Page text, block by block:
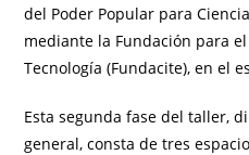
del Poder Popular para
mediante la Fundación para
Tecnología (Fundacite), en el
Esta segunda fase del taller,
general, consta de tres